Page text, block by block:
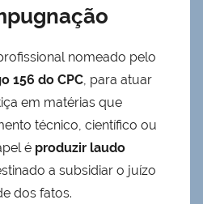
nomeado pelo
156 do CPC, para atuar
em matérias que
técnico, científico ou
é produzir laudo
a subsidiar o juízo
dos fatos.